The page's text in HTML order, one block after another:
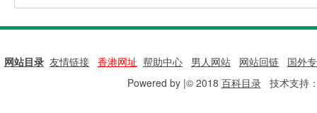
网站目录 友情链接 香港网址 帮助中心 男人网站 网站回链
国外
Powered by |© 2018 百科目录技术支持